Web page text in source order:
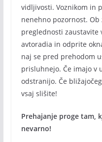
vidljivosti. Voznikom in
nenehno pozornost.
preglednosti zaustavite
avtoradia in odprite
naj se pred prehodom
prisluhnejo. Če imajo v
odstranijo. Če
vsaj slišite!
Prehajanje proge tam,
nevarno!